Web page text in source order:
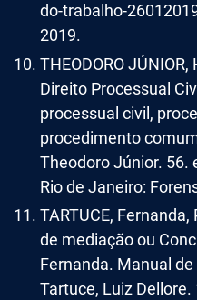
do-trabalho-
2019.
THEODORO
Direito Processual
processual civil,
procedimento
Theodoro Júnior. 56.
Rio de Janeiro:
TARTUCE,
de mediação ou
Fernanda. Manual
Tartuce, Luiz Dellore.